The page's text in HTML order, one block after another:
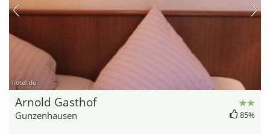
hotel.de
Arnold Gasthof
Gunzenhausen 85%